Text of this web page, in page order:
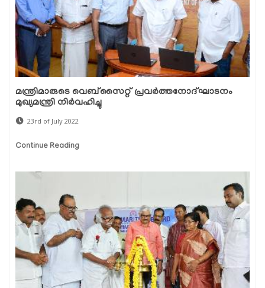
മന്ത്രിമാരുടെ വെബ്‌സൈറ്റ് പ്രവര്‍ത്തനോദ്ഘാടനം
മുഖ്യമന്ത്രി നിര്‍വഹിച്ചു
23rd of July 2022
Continue Reading